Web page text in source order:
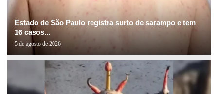
Estado de São Paulo registra surto de sarampo e tem
16 casos...
5 de agosto de 2026